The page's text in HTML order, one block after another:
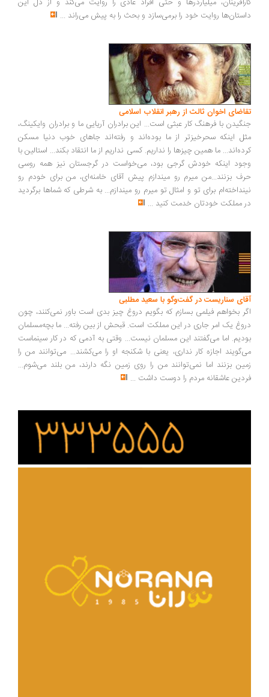
روایت خود را برمی‌سازد و بحث را به پیش می‌راند...
اخوان ثالث از رهبر انقلاب اسلامی
با فرهنگ کار عبثی است... این برادران آریایی ما و برادران وایکینگ،
اینکه سحرخیزتر از ما بوده‌اند و رفته‌اند جاهای خوب دنیا مسکن
ما همین چیزها را نداریم. کسی نداریم از ما انتقاد بکند... استالین با
اینکه خودش گرجی بود، می‌خواست در گرجستان نیز همه روسی
بزنند...من میرم رو میندازم پیش آقای خامنه‌ای، من برای خودم رو
برای تو و امثال تو میرم رو میندازم... به شرطی که شماها برگردید
مملکت خودتان خدمت کنید...
سناریست در گفت‌وگو با سعید مطلبی
بخواهم فیلمی بسازم که بگویم دروغ چیز بدی است باور نمی‌کنند، چون
یک امر جاری در این مملکت است. قبحش از بین رفته... ما بچه‌مسلمان
اما می‌گفتند این مسلمان نیست... وقتی به آدمی که در کار سینماست
اجازه کار نداری، یعنی با شکنجه او را می‌کشند... می‌توانند من را
بزنند اما نمی‌توانند من را روی زمین نگه دارند، من بلند می‌شوم...
عاشقانه مردم را دوست داشت ...